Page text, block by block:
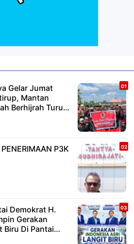
Gelar Jumat
Mantan
Berhijrah Turut
Demokrat H.
Gerakan
Biru Di Pantai